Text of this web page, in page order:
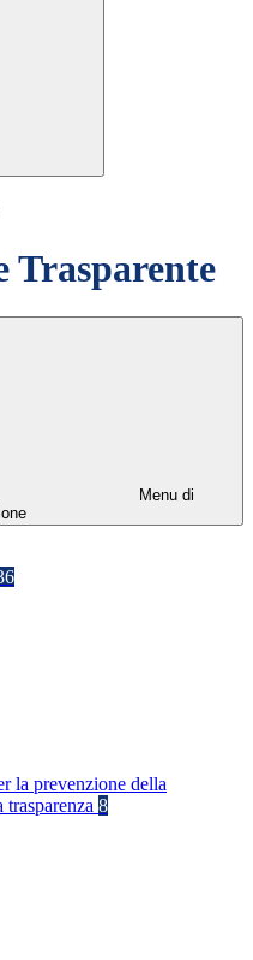
Trasparente
Menu di
la prevenzione della
8